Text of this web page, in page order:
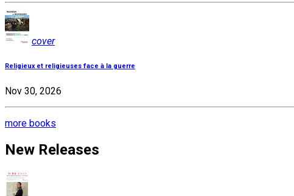
cover
Religieux et religieuses face à la guerre
Nov 30, 2026
more books
New Releases